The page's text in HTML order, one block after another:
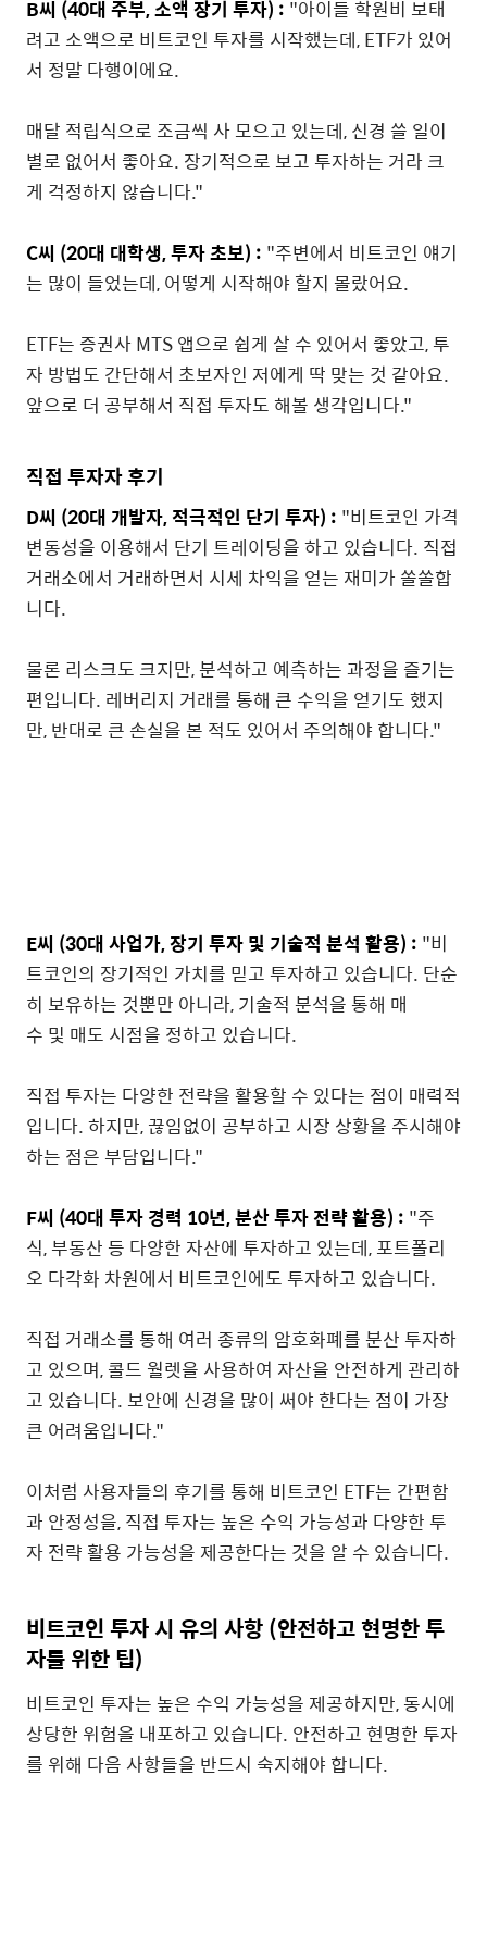
B씨 (40대 주부, 소액 장기 투자) : "아이들 학원비 보태
려고 소액으로 비트코인 투자를 시작했는데, ETF가 있어
서 정말 다행이에요.
매달 적립식으로 조금씩 사 모으고 있는데, 신경 쓸 일이
별로 없어서 좋아요. 장기적으로 보고 투자하는 거라 크
게 걱정하지 않습니다."
C씨 (20대 대학생, 투자 초보) : "주변에서 비트코인 얘기
는 많이 들었는데, 어떻게 시작해야 할지 몰랐어요.
ETF는 증권사 MTS 앱으로 쉽게 살 수 있어서 좋았고, 투
자 방법도 간단해서 초보자인 저에게 딱 맞는 것 같아요.
앞으로 더 공부해서 직접 투자도 해볼 생각입니다."
직접 투자자 후기
D씨 (20대 개발자, 적극적인 단기 투자) : "비트코인 가격
변동성을 이용해서 단기 트레이딩을 하고 있습니다. 직접
거래소에서 거래하면서 시세 차익을 얻는 재미가 쏠쏠합
니다.
물론 리스크도 크지만, 분석하고 예측하는 과정을 즐기는
편입니다. 레버리지 거래를 통해 큰 수익을 얻기도 했지
만, 반대로 큰 손실을 본 적도 있어서 주의해야 합니다."
E씨 (30대 사업가, 장기 투자 및 기술적 분석 활용) : "비
트코인의 장기적인 가치를 믿고 투자하고 있습니다. 단순
히 보유하는 것뿐만 아니라, 기술적 분석을 통해 매
수 및 매도 시점을 정하고 있습니다.
직접 투자는 다양한 전략을 활용할 수 있다는 점이 매력적
입니다. 하지만, 끊임없이 공부하고 시장 상황을 주시해야
하는 점은 부담입니다."
F씨 (40대 투자 경력 10년, 분산 투자 전략 활용) : "주
식, 부동산 등 다양한 자산에 투자하고 있는데, 포트폴리
오 다각화 차원에서 비트코인에도 투자하고 있습니다.
직접 거래소를 통해 여러 종류의 암호화폐를 분산 투자하
고 있으며, 콜드 월렛을 사용하여 자산을 안전하게 관리하
고 있습니다. 보안에 신경을 많이 써야 한다는 점이 가장
큰 어려움입니다."
이처럼 사용자들의 후기를 통해 비트코인 ETF는 간편함
과 안정성을, 직접 투자는 높은 수익 가능성과 다양한 투
자 전략 활용 가능성을 제공한다는 것을 알 수 있습니다.
비트코인 투자 시 유의 사항 (안전하고 현명한 투
자를 위한 팁)
비트코인 투자는 높은 수익 가능성을 제공하지만, 동시에
상당한 위험을 내포하고 있습니다. 안전하고 현명한 투자
를 위해 다음 사항들을 반드시 숙지해야 합니다.